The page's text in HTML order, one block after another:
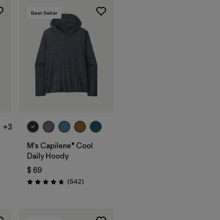
+3
Best Seller
M's Capilene® Cool
Daily Hoody
$ 69
Valoración: 4.8 / 5
(542Comentarios
)